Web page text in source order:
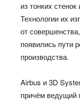
из тонких
Технологии их
от
появились пути
производства.
Airbus и 3D
причём ведущий